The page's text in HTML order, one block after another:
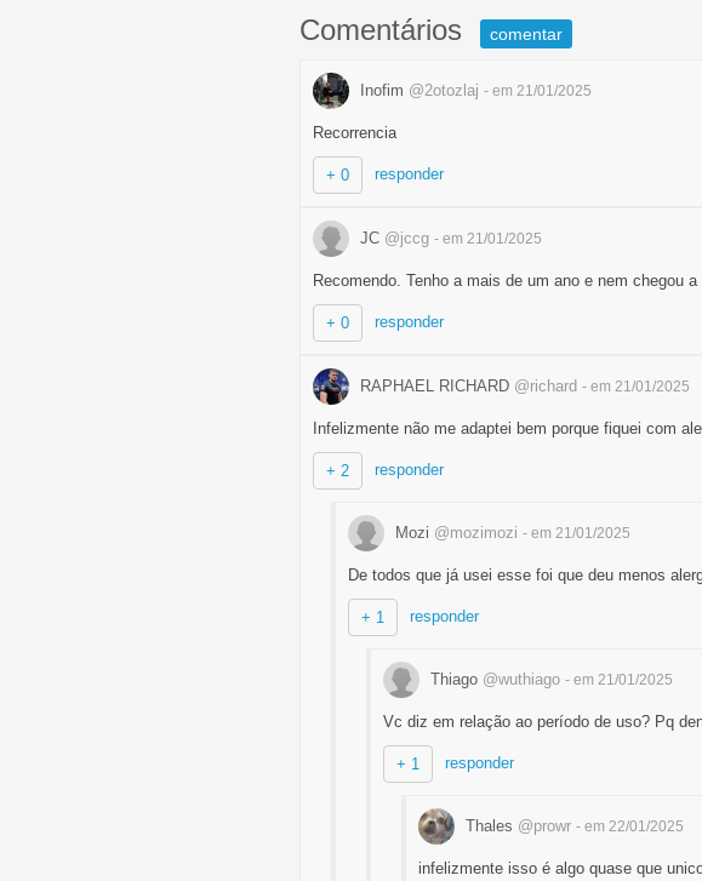
Comentários comentar
Inofim @2otozlaj - em 21/01/2025
Recorrencia
+ 0 responder
JC @jccg - em 21/01/2025
Recomendo. Tenho a mais de um ano e nem chegou a
+ 0 responder
RAPHAEL RICHARD @richard - em 21/01/2025
Infelizmente não me adaptei bem porque fiquei com
+ 2 responder
Mozi @mozimozi - em 21/01/2025
De todos que já usei esse foi que deu menos
+ 1 responder
Thiago @wuthiago - em 21/01/2025
Vc diz em relação ao período de uso? Pq
+ 1 responder
Thales @prowr - em 22/01/2025
infelizmente isso é algo quase que